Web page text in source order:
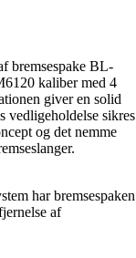
bremsespake BL-
kaliber med 4
giver en solid
vedligeholdelse sikres
og det nemme
har bremsespaken
af